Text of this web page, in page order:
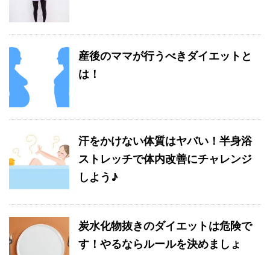
産後のママが行うべきダイエットと
は！
汗をかけない体質はヤバい！半身浴
ストレッチで体内改善にチャレンジ
しよう♪
炭水化物抜きのダイエットは危険で
す！やるならルールを決めましょ